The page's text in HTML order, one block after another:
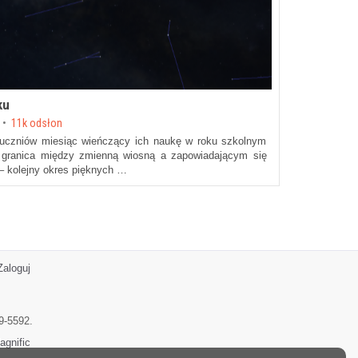
11k odsłon
miesiąc wieńczący ich naukę w roku szkolnym
między zmienną wiosną a zapowiadającym się
kolejny okres pięknych …
5592.